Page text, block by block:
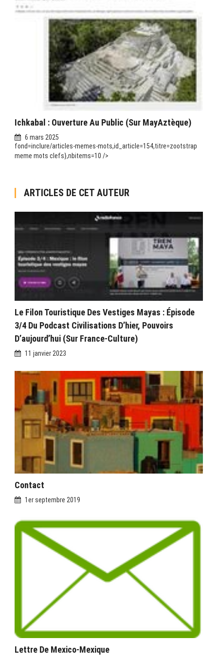
Ichkabal : Ouverture Au Public (sur MayAztèque)
6 mars 2025
fond=inclure/articles-memes-mots,id_article=154,titre=zootstrap
meme mots clefs},nbitems=10 />
ARTICLES DE CET AUTEUR
Le Filon Touristique Des Vestiges Mayas : Épisode
3/4 Du Podcast Civilisations D’hier, Pouvoirs
D’aujourd’hui (sur France-Culture)
11 janvier 2023
Contact
1er septembre 2019
Lettre De Mexico-Mexique